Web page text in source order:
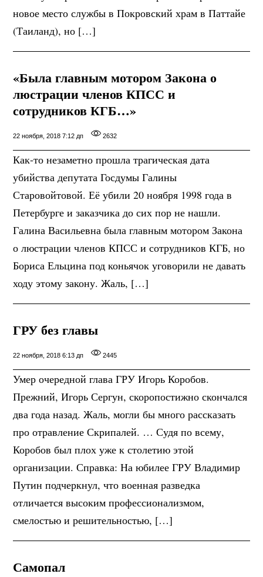
новое место службы в Покровский храм в Паттайе
(Таиланд), но […]
«Была главным мотором Закона о
люстрации членов КПСС и
сотрудников КГБ…»
22 ноября, 2018 7:12 дп 2632
Как-то незаметно прошла трагическая дата
убийства депутата Госдумы Галины
Старовойтовой. Её убили 20 ноября 1998 года в
Петербурге и заказчика до сих пор не нашли.
Галина Васильевна была главным мотором Закона
о люстрации членов КПСС и сотрудников КГБ, но
Бориса Ельцина под коньячок уговорили не давать
ходу этому закону. Жаль, […]
ГРУ без главы
22 ноября, 2018 6:13 дп 2445
Умер очередной глава ГРУ Игорь Коробов.
Прежний, Игорь Сергун, скоропостижно скончался
два года назад. Жаль, могли бы много рассказать
про отравление Скрипалей. … Судя по всему,
Коробов был плох уже к столетию этой
организации. Справка: На юбилее ГРУ Владимир
Путин подчеркнул, что военная разведка
отличается высоким профессионализмом,
смелостью и решительностью, […]
Самопал